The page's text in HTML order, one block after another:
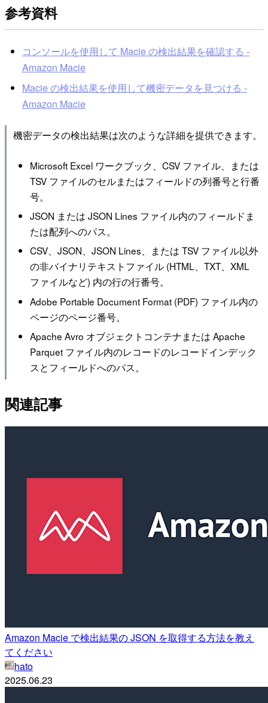
参考資料
コンソールを使用して Macie の検出結果を確認する -
Amazon Macie
Macie の検出結果を使用して機密データを見つける -
Amazon Macie
機密データの検出結果は次のような詳細を提供できます。
Microsoft Excel ワークブック、CSV ファイル、または
TSV ファイルのセルまたはフィールドの列番号と行番
号。
JSON または JSON Lines ファイル内のフィールドま
たは配列へのパス。
CSV、JSON、JSON Lines、または TSV ファイル以外
の非バイナリテキストファイル (HTML、TXT、XML
ファイルなど) 内の行の行番号。
Adobe Portable Document Format (PDF) ファイル内の
ページのページ番号。
Apache Avro オブジェクトコンテナまたは Apache
Parquet ファイル内のレコードのレコードインデック
スとフィールドへのパス。
関連記事
Amazon Macie で検出結果の JSON を取得する方法を教え
てください
hato
2025.06.23